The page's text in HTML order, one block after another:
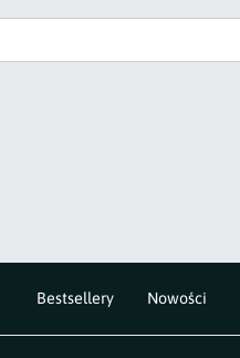
Bestsellery Nowości